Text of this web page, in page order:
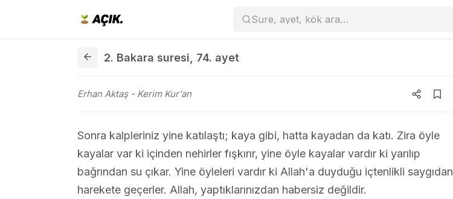
Sure, ayet, kök ara…
2. Bakara suresi 74. ayet
Erhan Aktaş- Kerim Kur'an
Sonra kalpleriniz yine katılaştı; kaya gibi, hatta kayadan da katı. Zira öyle
kayalar var ki içinden nehirler fışkırır, yine öyle kayalar vardır ki yarılıp
bağrından su çıkar. Yine öyleleri vardır ki Allah'a duyduğu içtenlikli saygıdan
harekete geçerler. Allah, yaptıklarınızdan habersiz değildir.